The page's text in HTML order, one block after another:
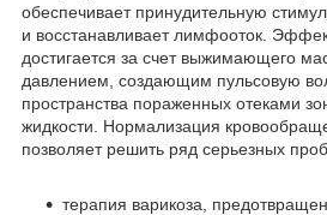
обеспечивает принудительную
и восстанавливает лимфооток.
достигается за счет выжимающего
давлением, создающим пульсовую
пространства пораженных отеками
жидкости. Нормализация
позволяет решить ряд серьезных
терапия варикоза,